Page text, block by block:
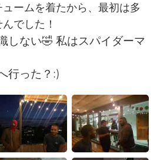
繁體中文
العربية
Deutsch
한국어
ームを着たから、最初は多
でした！
しない🤣 私はスパイダーマ
行った？:)